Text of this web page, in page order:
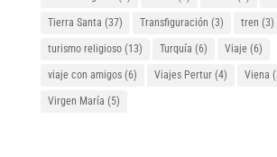
Tierra Santa (37) Transfiguración (3) tren (3)
turismo religioso(13) Turquía (6) Viaje (6)
viaje con amigos(6) Viajes Pertur(4) Viena
Virgen María (5)